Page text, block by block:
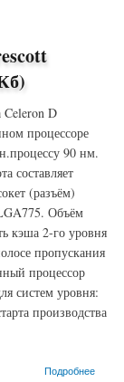
Celeron D
процессоре
90 нм.
составляет
(разъём)
Объём
кэша 2-го уровня
пропускания
процессор
систем уровня:
производства
Подробнее
L3 -, L2 256 Кб)